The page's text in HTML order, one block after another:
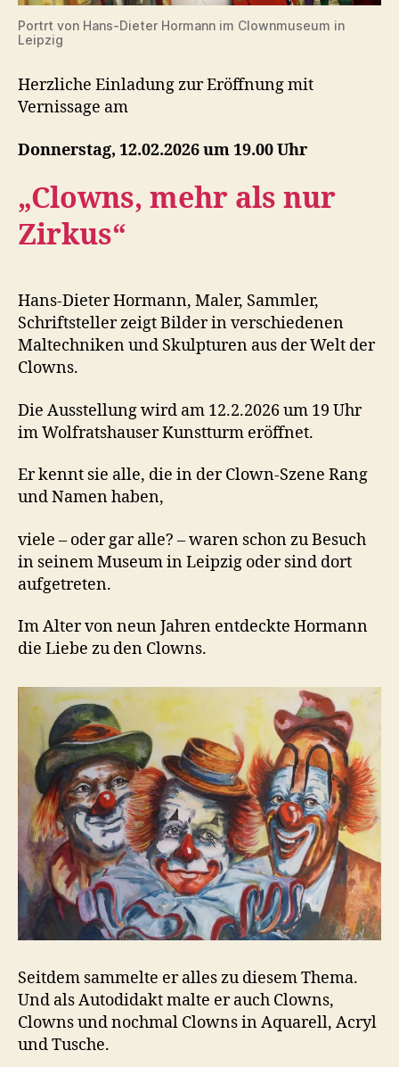
Portrt von Hans-Dieter Hormann im Clownmuseum in
Leipzig
Herzliche Einladung zur Eröffnung mit
Vernissage am
Donnerstag, 12.02.2026 um 19.00 Uhr
„Clowns, mehr als nur
Zirkus“
Hans-Dieter Hormann, Maler, Sammler,
Schriftsteller zeigt Bilder in verschiedenen
Maltechniken und Skulpturen aus der Welt der
Clowns.
Die Ausstellung wird am 12.2.2026 um 19 Uhr
im Wolfratshauser Kunstturm eröffnet.
Er kennt sie alle, die in der Clown-Szene Rang
und Namen haben,
viele – oder gar alle? – waren schon zu Besuch
in seinem Museum in Leipzig oder sind dort
aufgetreten.
Im Alter von neun Jahren entdeckte Hormann
die Liebe zu den Clowns.
Seitdem sammelte er alles zu diesem Thema.
Und als Autodidakt malte er auch Clowns,
Clowns und nochmal Clowns in Aquarell, Acryl
und Tusche.